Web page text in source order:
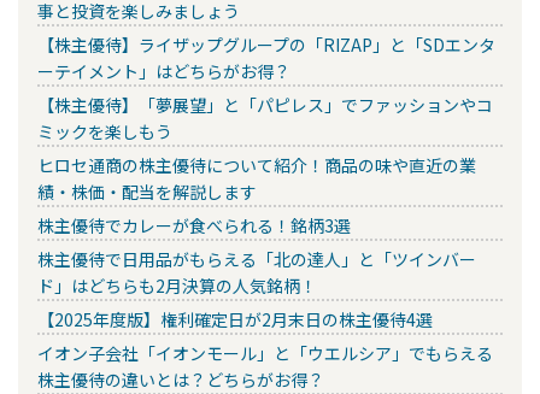
事と投資を楽しみましょう
【株主優待】ライザップグループの「RIZAP」と「SDエンタ
ーテイメント」はどちらがお得？
【株主優待】「夢展望」と「パピレス」でファッションやコ
ミックを楽しもう
ヒロセ通商の株主優待について紹介！商品の味や直近の業
績・株価・配当を解説します
株主優待でカレーが食べられる！銘柄3選
株主優待で日用品がもらえる「北の達人」と「ツインバー
ド」はどちらも2月決算の人気銘柄！
【2025年度版】権利確定日が2月末日の株主優待4選
イオン子会社「イオンモール」と「ウエルシア」でもらえる
株主優待の違いとは？どちらがお得？